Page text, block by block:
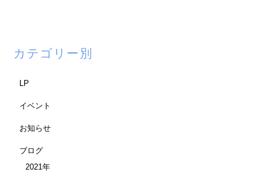
カテゴリー別
LP
イベント
お知らせ
ブログ
2021年